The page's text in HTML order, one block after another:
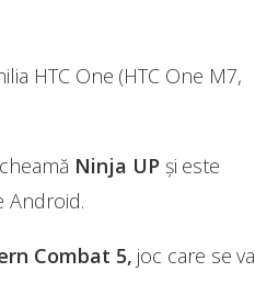
HTC One (HTC One M7,
Ninja UP și este
Android.
Combat 5, joc care se va